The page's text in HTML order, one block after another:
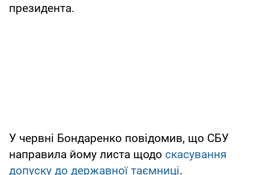
президента.
У червні Бондаренко повідомив, що СБУ
направила йому листа щодо скасування
допуску до державної таємниці.